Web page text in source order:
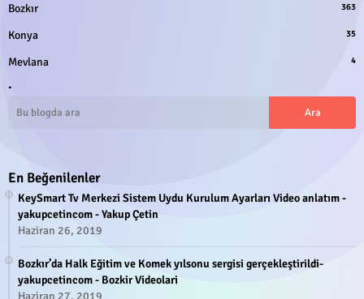
Bozkır 363
Konya 35
Mevlana 4
.
En Beğenilenler
KeySmart Tv Merkezi Sistem Uydu Kurulum Ayarları Video anlatım -
yakupcetincom - Yakup Çetin
Haziran 26, 2019
Bozkır’da Halk Eğitim ve Komek yılsonu sergisi gerçekleştirildi-
yakupcetincom - Bozkir Videolari
Haziran 27, 2019